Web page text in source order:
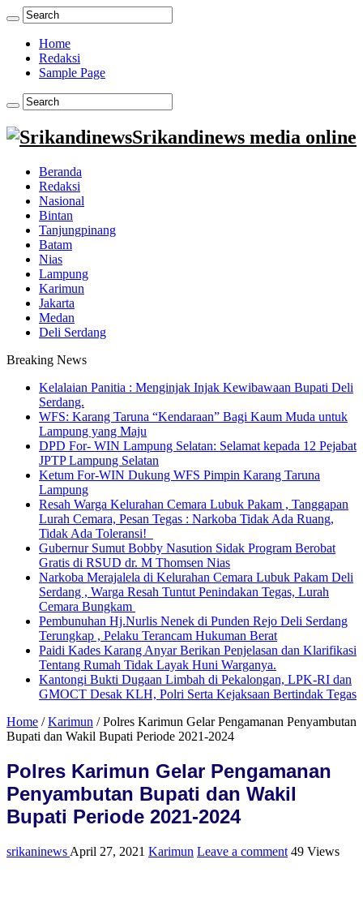
Home
Redaksi
Sample Page
Srikandinews media online
Beranda
Redaksi
Nasional
Bintan
Tanjungpinang
Batam
Nias
Lampung
Karimun
Jakarta
Medan
Deli Serdang
Breaking News
Kelalaian Panitia : Menginjak Injak Kewibawaan Bupati Deli
Serdang.
WFS: Karang Taruna “Kendaraan” Bagi Kaum Muda untuk
Lampung yang Maju
DPD For- WIN Lampung Selatan: Selamat kepada 12 Pejabat
JPTP Lampung Selatan
Ketum For-WIN Dukung WFS Pimpin Karang Taruna
Lampung
Resah Warga Kelurahan Cemara Lubuk Pakam , Tanggapan
Lurah Cemara, Pesan Tegas : Narkoba Tidak Ada Ruang,
Tidak Ada Toleransi!
Gubernur Sumut Bobby Nasution Sidak Program Berobat
Gratis di RSUD dr. M Thomsen Nias
Narkoba Merajalela di Kelurahan Cemara Lubuk Pakam Deli
Serdang , Warga Resah Tuntut Penindakan Tegas, Lurah
Cemara Bungkam
Pembunuhan Hj.Nurlis Nenek di Punden Rejo Deli Serdang
Terungkap , Pelaku Terancam Hukuman Berat
Paidi Kades Karang Anyar Berikan Penjelasan dan Klarifikasi
Tentang Rumah Tidak Layak Huni Warganya.
Kantongi Bukti Dugaan Limbah di Pekalongan, LPK-RI dan
GMOCT Desak KLH, Polri Serta Kejaksaan Bertindak Tegas
Home / Karimun / Polres Karimun Gelar Pengamanan Penyambutan
Bupati dan Wakil Bupati Periode 2021-2024
Polres Karimun Gelar Pengamanan
Penyambutan Bupati dan Wakil
Bupati Periode 2021-2024
srikaninews April 27, 2021 Karimun Leave a comment 49 Views